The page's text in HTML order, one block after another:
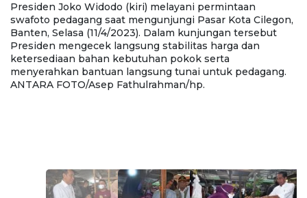
Presiden Joko Widodo (kiri) melayani permintaan
swafoto pedagang saat mengunjungi Pasar Kota Cilegon,
Banten, Selasa (11/4/2023). Dalam kunjungan tersebut
Presiden mengecek langsung stabilitas harga dan
ketersediaan bahan kebutuhan pokok serta
menyerahkan bantuan langsung tunai untuk pedagang.
ANTARA FOTO/Asep Fathulrahman/hp.